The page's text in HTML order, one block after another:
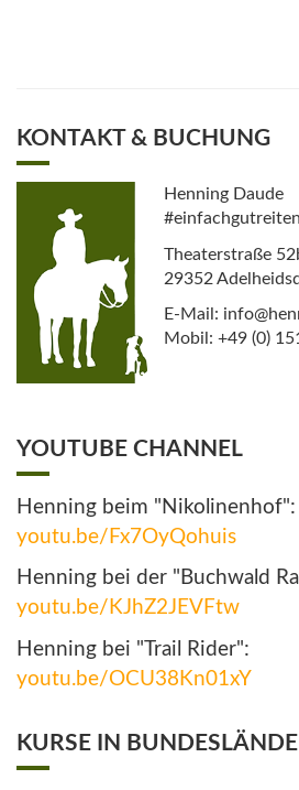
KONTAKT & BUCHUNG
Henning Daude
#einfachgutreiten
Theaterstraße
29352
E-Mail:
Mobil: +49 (0)
YOUTUBE CHANNEL
Henning beim "Nikolinenhof":
youtu.be/Fx7OyQohuis
Henning bei der "Buchwald
youtu.be/KJhZ2JEVFtw
Henning bei "Trail Rider":
youtu.be/OCU38Kn01xY
KURSE IN